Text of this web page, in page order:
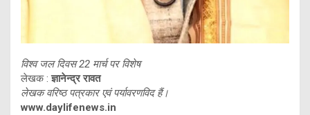
विश्व जल दिवस 22 मार्च पर विशेष
लेखक :ज्ञानेन्द्र रावत
लेखक वरिष्ठ पत्रकार एवं पर्यावरणविद हैं।
www.daylifenews.in